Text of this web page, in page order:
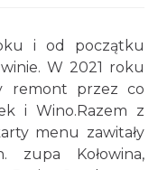
i od początku
W 2021 roku
remont przez co
i Wino.Razem z
menu zawitały
zupa Kołowina,